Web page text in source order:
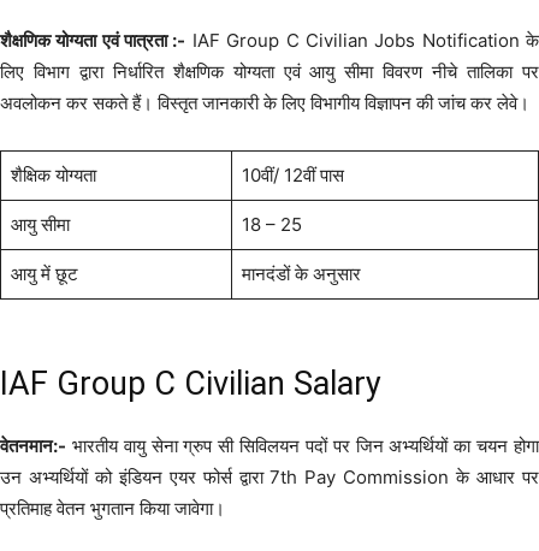
शैक्षणिक योग्यता एवं पात्रता :- IAF Group C Civilian Jobs Notification के
लिए विभाग द्वारा निर्धारित शैक्षणिक योग्यता एवं आयु सीमा विवरण नीचे तालिका पर
अवलोकन कर सकते हैं। विस्तृत जानकारी के लिए विभागीय विज्ञापन की जांच कर लेवे।
शैक्षिक योग्यता 10वीं/ 12वीं पास
आयु सीमा 18 – 25
आयु में छूट मानदंडों के अनुसार
IAF Group C Civilian Salary
वेतनमान:- भारतीय वायु सेना ग्रुप सी सिविलयन पदों पर जिन अभ्यर्थियों का चयन होगा
उन अभ्यर्थियों को इंडियन एयर फोर्स द्वारा 7th Pay Commission के आधार पर
प्रतिमाह वेतन भुगतान किया जावेगा।